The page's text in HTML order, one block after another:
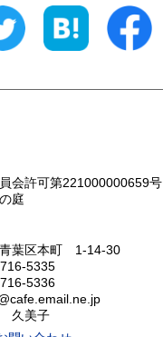
185円 三重県
185円 島根県
185円
会許可第221000000659号
庭
青葉区本町 1-14-30
5335
5336
久美子